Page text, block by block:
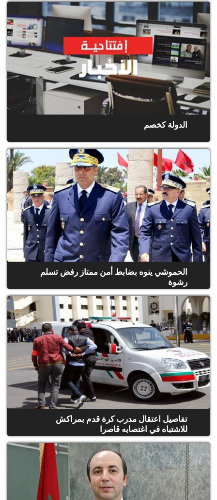
الدولة كخصم
الحموشي ينوه بضابط أمن ممتاز رفض تسلم
رشوة
تفاصيل اعتقال مدرب كرة قدم بمراكش
للاشتباه في اغتصابه قاصرا